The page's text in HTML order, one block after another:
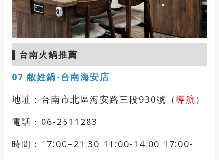
台南火鍋推薦
07 敝姓鍋-台南海安店
地址：台南市北區海安路三段930號（ 導航 ）
電話：06-2511283
時間：17:00–21:30 11:00-14:00 17:00-